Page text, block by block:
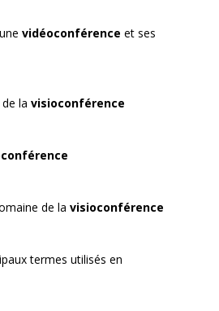
vidéoconférence et ses
la visioconférence
de la visioconférence
termes utilisés en